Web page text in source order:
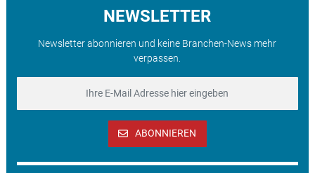
NEWSLETTER
Newsletter abonnieren und keine Branchen-News mehr
verpassen.
ABONNIEREN